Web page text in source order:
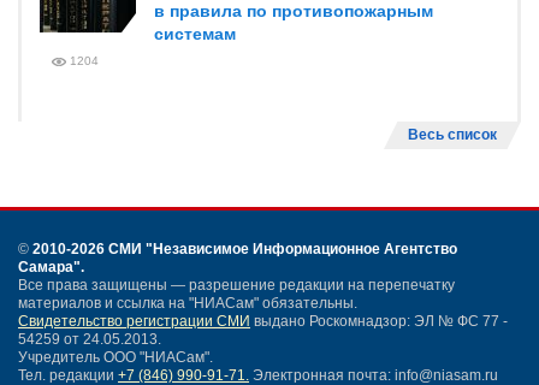
в правила по противопожарным
системам
1204
Весь список
© 2010-2026 СМИ "Независимое Информационное Агентство
Самара".
Все права защищены — разрешение редакции на перепечатку
материалов и ссылка на "НИАСам" обязательны.
Свидетельство регистрации СМИ выдано Роскомнадзор: ЭЛ № ФС 77 -
54259 от 24.05.2013.
Учредитель ООО "НИАСам".
Тел. редакции +7 (846) 990-91-71. Электронная почта: info@niasam.ru